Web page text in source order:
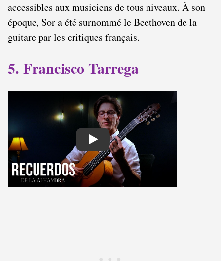
accessibles aux musiciens de tous niveaux. À son
époque, Sor a été surnommé le Beethoven de la
guitare par les critiques français.
5. Francisco Tarrega
Play